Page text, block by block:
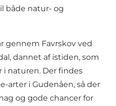
både natur- og
gennem Favrskov ved
dannet af istiden, som
i naturen. Der findes
arter i Gudenåen, så der
og gode chancer for